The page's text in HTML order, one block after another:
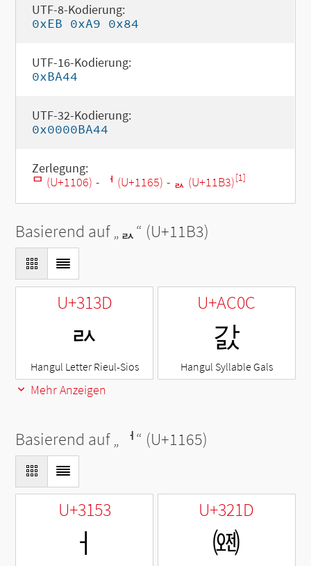
UTF-8-Kodierung:
0xEB 0xA9 0x84
UTF-16-Kodierung:
0xBA44
UTF-32-Kodierung:
0x0000BA44
Zerlegung:
ᄆ (U+1106) - ᅥ (U+1165) - ᆳ (U+11B3)[1]
Basierend auf „ᆳ“ (U+11B3)
U+313D
ㄽ
Hangul Letter Rieul-Sios
U+AC0C
갌
Hangul Syllable Gals
Mehr Anzeigen
Basierend auf „ ᅥ“ (U+1165)
U+3153
ㅓ
U+321D
㈝